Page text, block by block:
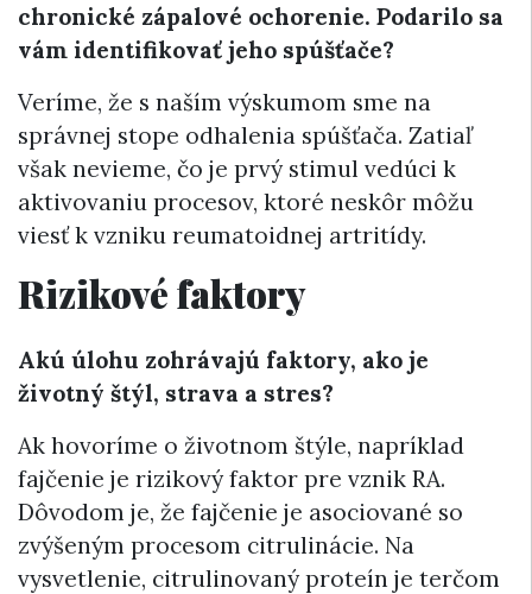
chronické zápalové ochorenie. Podarilo sa
vám identifikovať jeho spúšťače?
Veríme, že s naším výskumom sme na
správnej stope odhalenia spúšťača. Zatiaľ
však nevieme, čo je prvý stimul vedúci k
aktivovaniu procesov, ktoré neskôr môžu
viesť k vzniku reumatoidnej artritídy.
Rizikové faktory
Akú úlohu zohrávajú faktory, ako je
životný štýl, strava a stres?
Ak hovoríme o životnom štýle, napríklad
fajčenie je rizikový faktor pre vznik RA.
Dôvodom je, že fajčenie je asociované so
zvýšeným procesom citrulinácie. Na
vysvetlenie, citrulinovaný proteín je terčom